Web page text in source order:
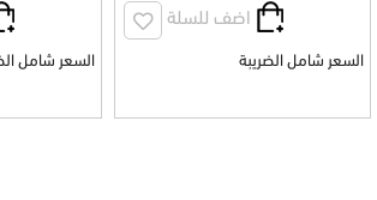
اضف للسلة
السعر شامل الضريبة السعر شامل